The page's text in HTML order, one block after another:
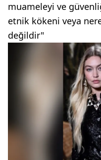
muameleyi ve
etnik kökeni veya
değildir"